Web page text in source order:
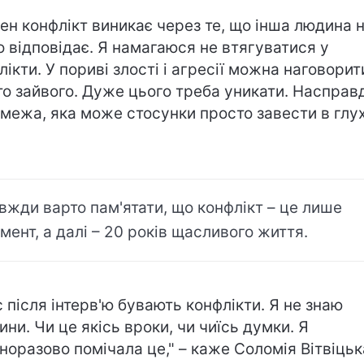
конфлікт виникає через те, що інша людина
відповідає. Я намагаюся не втягуватися у
У пориві злості і агресії можна
зайвого. Дуже цього треба уникати.
яка може стосунки просто завести в
варто пам'ятати, що конфлікт – це лише
а далі – 20 років щасливого життя.
після інтерв'ю бувають конфлікти. Я не знаю
Чи це якісь вроки, чи чиїсь думки. Я
помічала це," – каже Соломія